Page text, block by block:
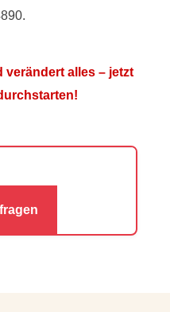
verändert alles – jetzt